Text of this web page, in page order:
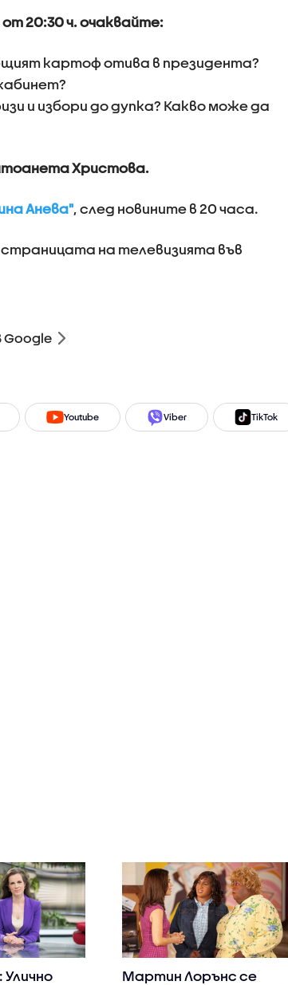
от 20:30 ч. очаквайте:
картоф отива в президента?
и избори до дупка? Какво може да
Христова.
Анева", след новините в 20 часа.
страницата на телевизията във
Google
Youtube Viber TikTok
Улично
Мартин Лорънс се